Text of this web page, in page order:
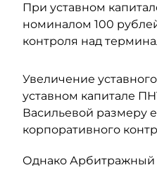
При уставном
номиналом 100
контроля над
Увеличение
уставном капитале
Васильевой размеру
корпоративного
Однако Арбитражный